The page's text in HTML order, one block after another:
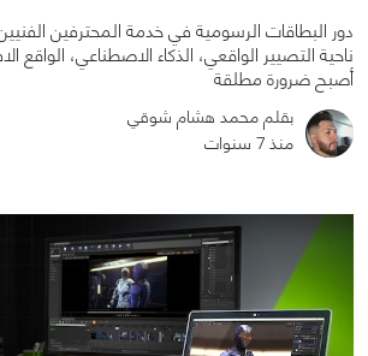
دور البطاقات الرسومية في خدمة المحترفين
ناحية التصيير الواقعي، الذكاء الاصطناعي، الواقع
أصبح ضرورة مطلقة
بقلم محمد هشام شوقي
منذ 7 سنوات